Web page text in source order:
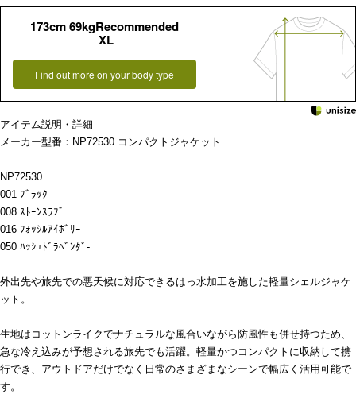
173cm 69kgRecommended
XL
Find out more on your body type
アイテム説明・詳細
メーカー型番：NP72530 コンパクトジャケット
NP72530
001 ﾌﾞﾗｯｸ
008 ｽﾄｰﾝｽﾗﾌﾞ
016 ﾌｫｯｼﾙｱｲﾎﾞﾘｰ
050 ﾊｯｼｭﾄﾞﾗﾍﾞﾝﾀﾞ-
外出先や旅先での悪天候に対応できるはっ水加工を施した軽量シェルジャケ
ット。
生地はコットンライクでナチュラルな風合いながら防風性も併せ持つため、
急な冷え込みが予想される旅先でも活躍。軽量かつコンパクトに収納して携
行でき、アウトドアだけでなく日常のさまざまなシーンで幅広く活用可能で
す。